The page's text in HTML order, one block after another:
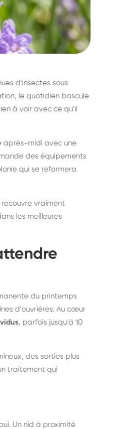
partout
d'insectes sous
le quotidien bascule
à voir avec ce qu'il
après-midi avec une
des équipements
qui se reformera
vraiment
les meilleures
du printemps
d'ouvrières. Au cœur
, parfois jusqu'à 10
des sorties plus
traitement qui
Un nid à proximité